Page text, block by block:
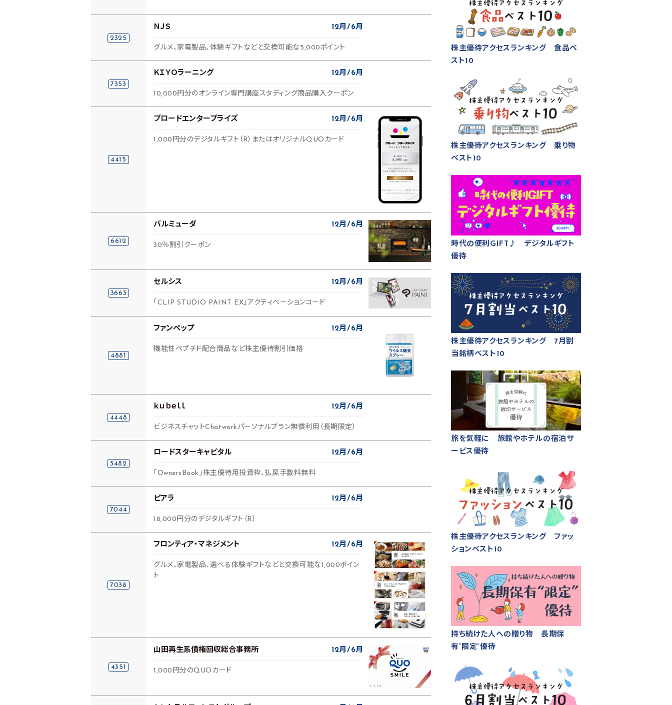
2325
ＮＪＳ 12月 6月
グルメ、家電製品、体験ギフトなどと交換可能な5,000ポイント
7353
ＫＩＹＯラーニング 12月 6月
10,000円分のオンライン専門講座スタディング商品購入クーポン
4415
ブロードエンタープライズ 12月 6月
1,000円分のデジタルギフト（R）またはオリジナルQUOカード
6612
バルミューダ 12月 6月
30％割引クーポン
3663
セルシス 12月 6月
「CLIP STUDIO PAINT EX」アクティベーションコード
4881
ファンペップ 12月 6月
機能性ペプチド配合商品など株主優待割引価格
4448
ｋｕｂｅｌｌ 12月 6月
ビジネスチャットChatworkパーソナルプラン無償利用（長期限定）
3482
ロードスターキャピタル 12月 6月
「OwnersBook」株主優待用投資枠、払戻手数料無料
7044
ピアラ 12月 6月
18,000円分のデジタルギフト（R）
7038
フロンティア・マネジメント 12月 6月
グルメ、家電製品、選べる体験ギフトなどと交換可能な1,000ポイン
ト
4351
山田再生系債権回収総合事務所 12月 6月
1,000円分のQUOカード
株主優待アクセスランキング 食品ベ
スト10
株主優待アクセスランキング 乗り物
ベスト10
時代の便利GIFT♪ デジタルギフト
優待
株主優待アクセスランキング 7月割
当銘柄ベスト10
旅を気軽に 旅館やホテルの宿泊サ
ービス優待
株主優待アクセスランキング ファッ
ションベスト10
持ち続けた人への贈り物 長期保
有“限定”優待